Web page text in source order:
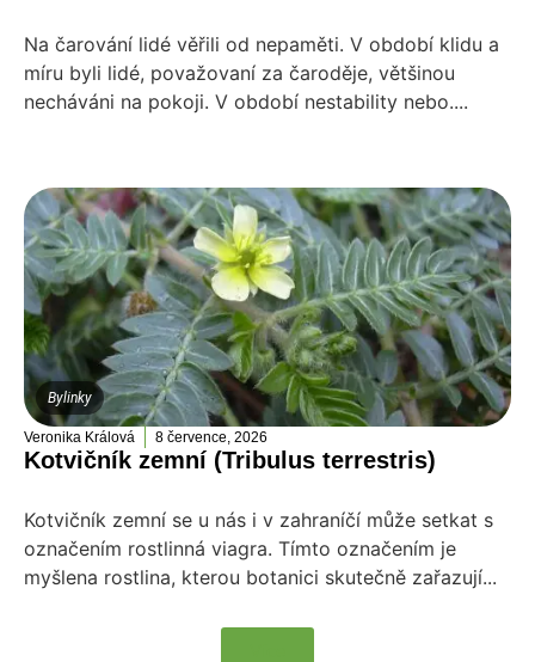
Na čarování lidé věřili od nepaměti. V období klidu a
míru byli lidé, považovaní za čaroděje, většinou
necháváni na pokoji. V období nestability nebo....
Bylinky
Veronika Králová 8 července, 2026
Kotvičník zemní (Tribulus terrestris)
Kotvičník zemní se u nás i v zahraníčí může setkat s
označením rostlinná viagra. Tímto označením je
myšlena rostlina, kterou botanici skutečně zařazují...